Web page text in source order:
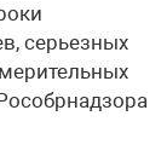
серьезных